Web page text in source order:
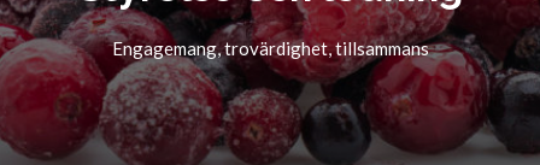
Engagemang, trovärdighet, tillsammans